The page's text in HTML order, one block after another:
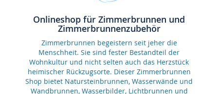
Onlineshop für Zimmerbrunnen und
Zimmerbrunnenzubehör
Zimmerbrunnen begeistern seit jeher die
Menschheit. Sie sind fester Bestandteil der
Wohnkultur und nicht selten auch das Herzstück
heimischer Rückzugsorte. Dieser Zimmerbrunnen
Shop bietet Natursteinbrunnen, Wasserwände und
Wandbrunnen, Wasserbilder, Lichtbrunnen und